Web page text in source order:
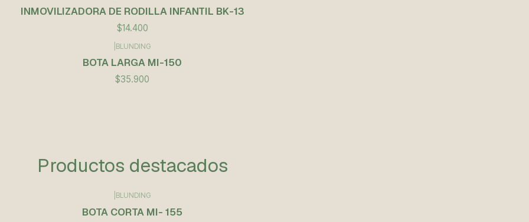
INMOVILIZADORA DE RODILLA INFANTIL BK-13
$14.400
BLUNDING
BOTA LARGA MI-150
$35.900
Productos destacados
BLUNDING
BOTA CORTA MI- 155